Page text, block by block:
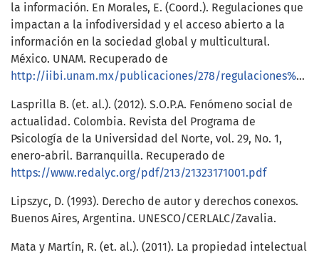
la información. En Morales, E. (Coord.). Regulaciones que
impactan a la infodiversidad y el acceso abierto a la
información en la sociedad global y multicultural.
México. UNAM. Recuperado de
http://iibi.unam.mx/publicaciones/278/regulaciones%20impactan%20infodiversidin%20Amenazas%20en%20Internet%20Jonathan%20Hernandez%20Perez.html
Lasprilla B. (et. al.). (2012). S.O.P.A. Fenómeno social de
actualidad. Colombia. Revista del Programa de
Psicología de la Universidad del Norte, vol. 29, No. 1,
enero-abril. Barranquilla. Recuperado de
https://www.redalyc.org/pdf/213/21323171001.pdf
Lipszyc, D. (1993). Derecho de autor y derechos conexos.
Buenos Aires, Argentina. UNESCO/CERLALC/Zavalia.
Mata y Martín, R. (et. al.). (2011). La propiedad intelectual